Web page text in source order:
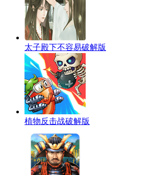
太子殿下不容易破解版
植物反击战破解版